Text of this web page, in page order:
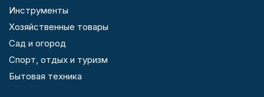
Инструменты
Хозяйственные товары
Сад и огород
Спорт, отдых и туризм
Бытовая техника